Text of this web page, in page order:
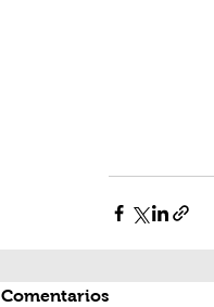
Comentarios